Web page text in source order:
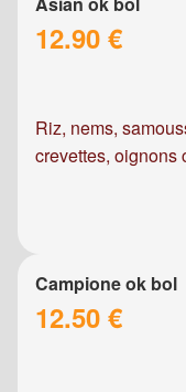
12.90 €
Riz, nems,
crevettes, oignons
Campione ok bol
12.50 €